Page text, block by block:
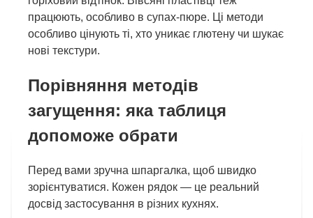
працюють, особливо в супах-пюре. Ці методи
особливо цінують ті, хто уникає глютену чи шукає
нові текстури.
Порівняння методів
загущення: яка таблиця
допоможе обрати
Перед вами зручна шпаргалка, щоб швидко
зорієнтуватися. Кожен рядок — це реальний
досвід застосування в різних кухнях.